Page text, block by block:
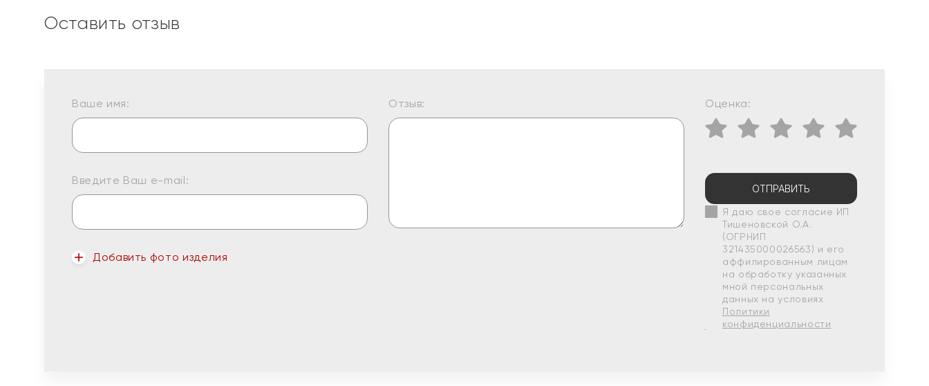
Оставить отзыв
Ваше имя:
Введите Ваш e-mail:
Добавить фото изделия
Отзыв: Оценка:
ОТПРАВИТЬ
Я даю свое согласие ИП
Тишеновской О.А.
(ОГРНИП
321435000026563) и его
аффилированным лицам
на обработку указанных
мной персональных
данных на условиях
Политики
конфиденциальности